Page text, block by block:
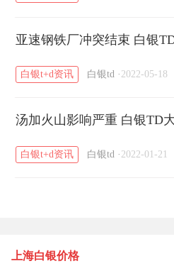
亚速钢铁厂冲突结束 白银
白银t+d资讯 白银td · 2022-05-18
汤加火山影响严重 白银TD
白银t+d资讯 白银td · 2022-01-21
上海白银价格